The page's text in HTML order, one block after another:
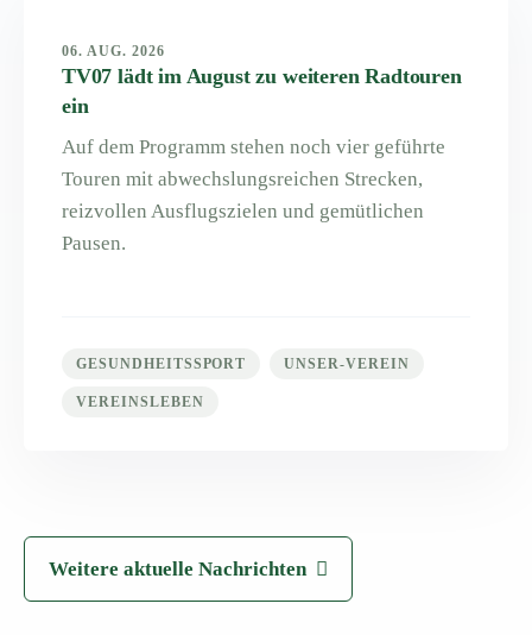
06. AUG. 2026
TV07 lädt im August zu weiteren Radtouren
ein
Auf dem Programm stehen noch vier geführte
Touren mit abwechslungsreichen Strecken,
reizvollen Ausflugszielen und gemütlichen
Pausen.
GESUNDHEITSSPORT UNSER-VEREIN
VEREINSLEBEN
Weitere aktuelle Nachrichten